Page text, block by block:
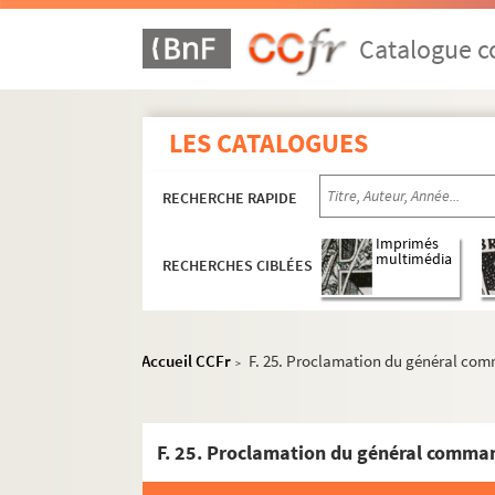
Catalogue
LES CATALOGUES
RECHERCHE RAPIDE
RECHERCHES CIBLÉES
Imprimés
multimédia
Accueil CCFr > F. 25. Proclamation du général
Fonds Marie-Victoire-Jaquotot et Philippe-
Fonds Paul-Legrand, manuscrits
Manuscrits sur Avon
Fontainebleau